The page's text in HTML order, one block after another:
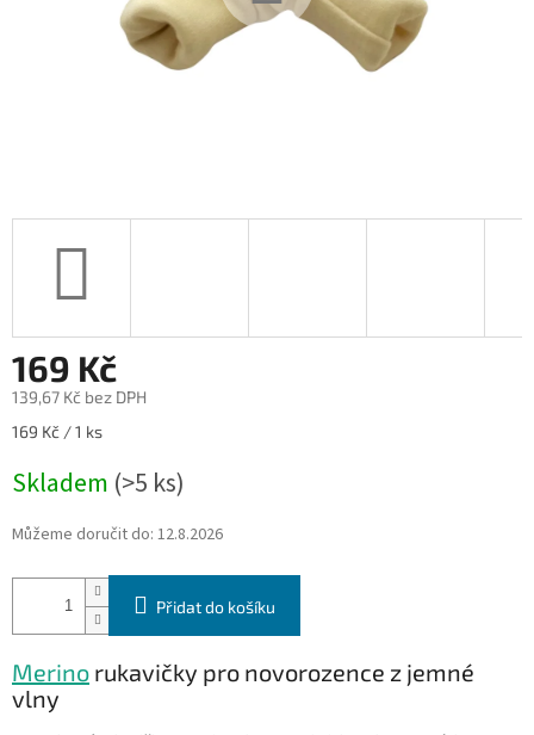
169 Kč
139,67 Kč bez DPH
Měrná
169 Kč / 1 ks
Skladem (>5 ks)
Můžeme doručit do: 12.8.2026
Přidat do košíku
Merino rukavičky pro novorozence z jemné
vlny